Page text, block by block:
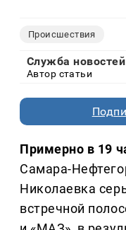
Происшествия
Служба новостей
Автор статьи
Примерно в 19
Самара-
Николаевка
встречной